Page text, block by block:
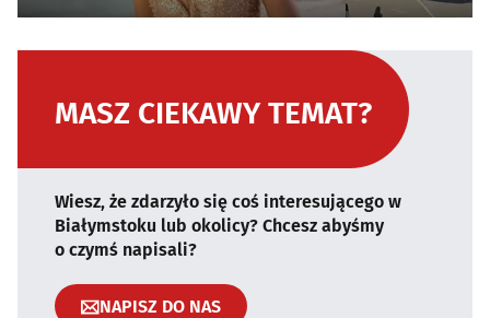
MASZ CIEKAWY TEMAT?
Wiesz, że zdarzyło się coś interesującego w
Białymstoku lub okolicy? Chcesz abyśmy
o czymś napisali?
NAPISZ DO NAS